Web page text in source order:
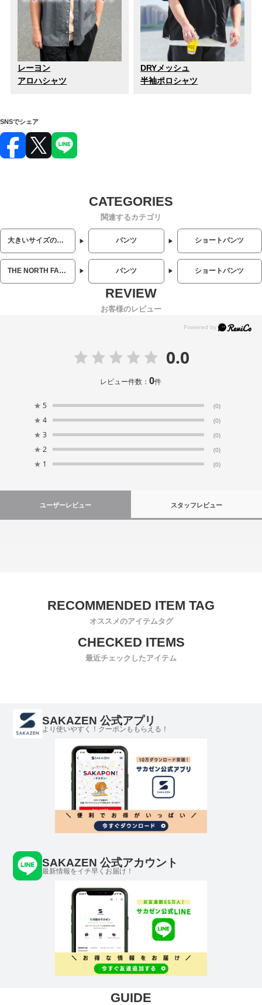
レーヨン
アロハシャツ
DRYメッシュ
半袖ポロシャツ
SNSでシェア
関連するカテゴリ
大きいサイズのメンズ服 パンツ ショートパンツ
THE NORTH FACE (ザ ノースフェイス) パンツ ショートパンツ
お客様のレビュー
0.0
レビュー件数：0件
★ 5 (0)
★ 4 (0)
★ 3 (0)
★ 2 (0)
★ 1 (0)
ユーザーレビュー スタッフレビュー
オススメのアイテムタグ
最近チェックしたアイテム
SAKAZEN 公式アプリ
より使いやすく！クーポンももらえる！
SAKAZEN 公式アカウント
最新情報をイチ早くお届け！